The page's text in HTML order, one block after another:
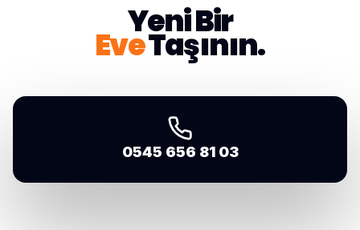
Yeni Bir
EveTaşının.
0545 656 81 03